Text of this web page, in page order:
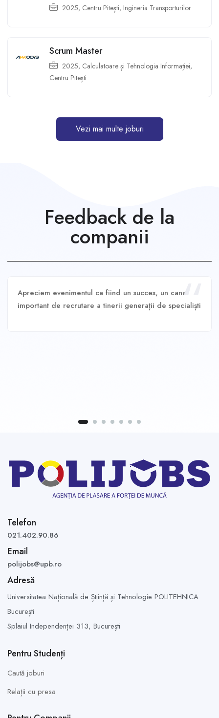
2025, Centru Pitești, Ingineria Transporturilor
Scrum Master
2025, Calculatoare și Tehnologia Informației,
Centru Pitești
Vezi mai multe joburi
Feedback de la
companii
Apreciem evenimentul ca fiind un succes, un canal
important de recrutare a tinerii generații de specialiști
Telefon
021.402.90.86
Email
polijobs@upb.ro
Adresă
Universitatea Națională de Știință și Tehnologie POLITEHNICA
București
Splaiul Independenței 313, București
Pentru Studenți
Caută joburi
Relații cu presa